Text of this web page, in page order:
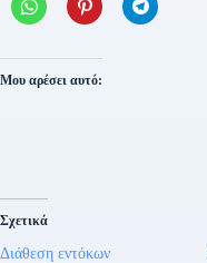
Μου αρέσει αυτό:
Σχετικά
Διάθεση εντόκων